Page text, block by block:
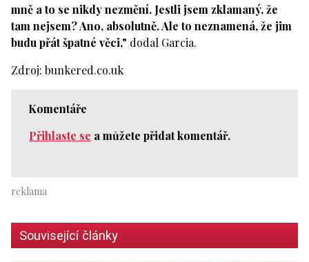
mně a to se nikdy nezmění. Jestli jsem zklamaný, že
tam nejsem? Ano, absolutně. Ale to neznamená, že jim
budu přát špatné věci," dodal Garcia.
Zdroj: bunkered.co.uk
Komentáře
Přihlaste se a můžete přidat komentář.
Související články